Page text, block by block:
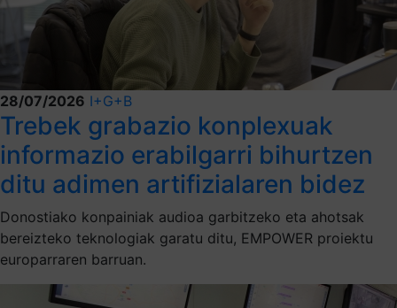
28/07/2026 I+G+B
Trebek grabazio konplexuak
informazio erabilgarri bihurtzen
ditu adimen artifizialaren bidez
Donostiako konpainiak audioa garbitzeko eta ahotsak
bereizteko teknologiak garatu ditu, EMPOWER proiektu
europarraren barruan.